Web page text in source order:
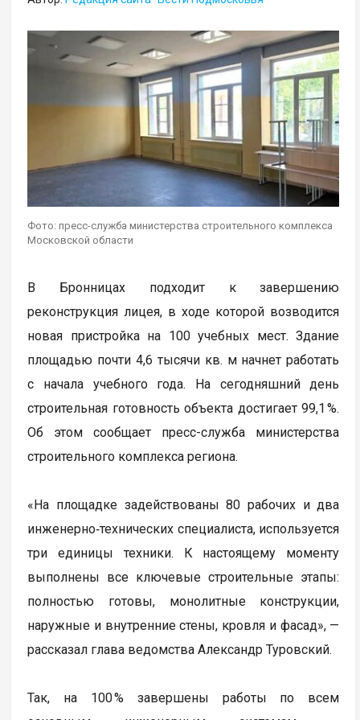
Фото: пресс-служба министерства строительного комплекса
Московской области
В Бронницах подходит к завершению
реконструкция лицея, в ходе которой возводится
новая пристройка на 100 учебных мест. Здание
площадью почти 4,6 тысячи кв. м начнет работать
с начала учебного года. На сегодняшний день
строительная готовность объекта достигает 99,1 %.
Об этом сообщает пресс-служба министерства
строительного комплекса региона.
«На площадке задействованы 80 рабочих и два
инженерно‑технических специалиста, используется
три единицы техники. К настоящему моменту
выполнены все ключевые строительные этапы:
полностью готовы, монолитные конструкции,
наружные и внутренние стены, кровля и фасад», —
рассказал глава ведомства Александр Туровский.
Так, на 100 % завершены работы по всем